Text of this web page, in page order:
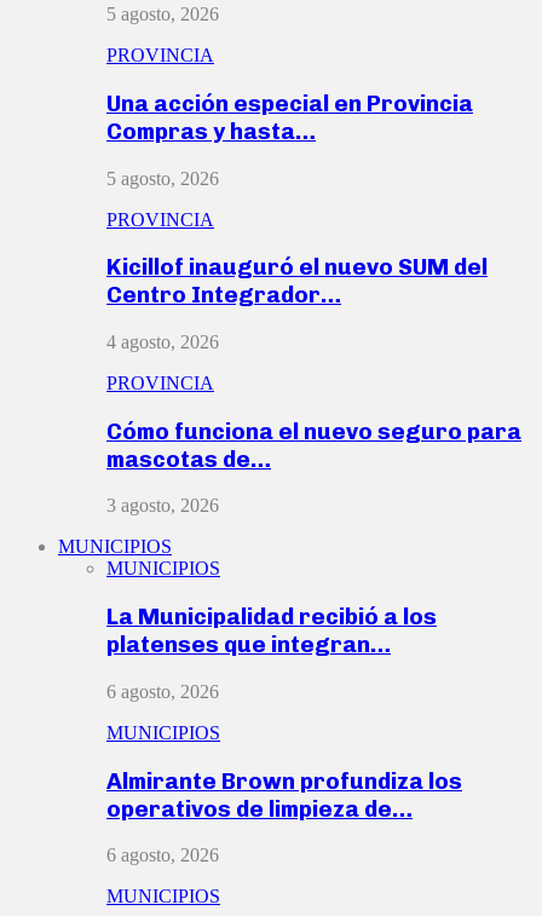
5 agosto, 2026
PROVINCIA
Una acción especial en Provincia
Compras y hasta…
5 agosto, 2026
PROVINCIA
Kicillof inauguró el nuevo SUM del
Centro Integrador…
4 agosto, 2026
PROVINCIA
Cómo funciona el nuevo seguro para
mascotas de…
3 agosto, 2026
MUNICIPIOS
MUNICIPIOS
La Municipalidad recibió a los
platenses que integran…
6 agosto, 2026
MUNICIPIOS
Almirante Brown profundiza los
operativos de limpieza de…
6 agosto, 2026
MUNICIPIOS